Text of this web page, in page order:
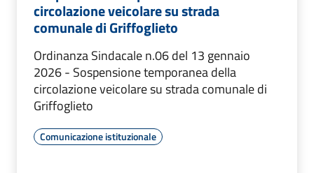
circolazione veicolare su strada
comunale di Griffoglieto
Ordinanza Sindacale n.06 del 13 gennaio
2026 - Sospensione temporanea della
circolazione veicolare su strada comunale di
Griffoglieto
Comunicazione istituzionale